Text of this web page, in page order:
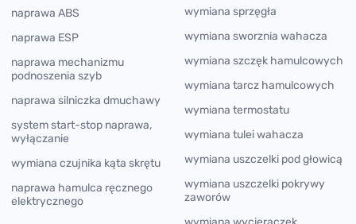
naprawa ABS
naprawa ESP
naprawa mechanizmu
podnoszenia szyb
naprawa silniczka dmuchawy
system start-stop naprawa,
wyłączanie
wymiana czujnika kąta skrętu
naprawa hamulca ręcznego
elektrycznego
wymiana sprzęgła
wymiana sworznia wahacza
wymiana szczęk hamulcowych
wymiana tarcz hamulcowych
wymiana termostatu
wymiana tulei wahacza
wymiana uszczelki pod głowicą
wymiana uszczelki pokrywy
zaworów